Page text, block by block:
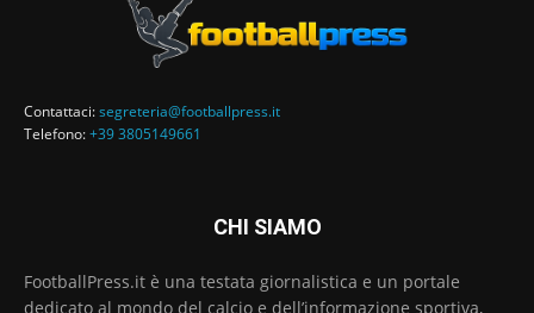
Contattaci:segreteria@footballpress.it
Telefono:+39 3805149661
CHI SIAMO
FootballPress.it è una testata giornalistica e un portale
dedicato al mondo del calcio e dell’informazione sportiva,